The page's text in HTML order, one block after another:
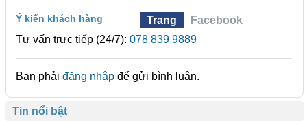
Ý kiến khách hàng Trang
Facebook
Tư vấn trực tiếp (24/7): 078 839 9889
Bạn phải đăng nhập để gửi bình luận.
Tin nổi bật